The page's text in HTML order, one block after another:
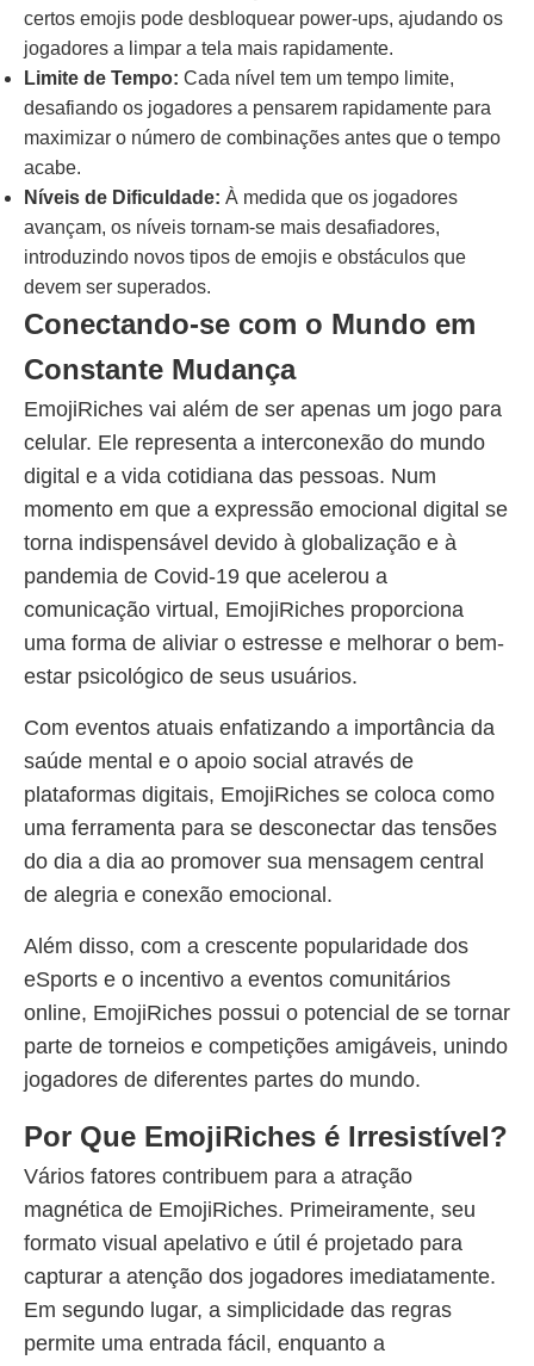
certos emojis pode desbloquear power-ups, ajudando os
jogadores a limpar a tela mais rapidamente.
Limite de Tempo: Cada nível tem um tempo limite,
desafiando os jogadores a pensarem rapidamente para
maximizar o número de combinações antes que o tempo
acabe.
Níveis de Dificuldade: À medida que os jogadores
avançam, os níveis tornam-se mais desafiadores,
introduzindo novos tipos de emojis e obstáculos que
devem ser superados.
Conectando-se com o Mundo em
Constante Mudança
EmojiRiches vai além de ser apenas um jogo para
celular. Ele representa a interconexão do mundo
digital e a vida cotidiana das pessoas. Num
momento em que a expressão emocional digital se
torna indispensável devido à globalização e à
pandemia de Covid-19 que acelerou a
comunicação virtual, EmojiRiches proporciona
uma forma de aliviar o estresse e melhorar o bem-
estar psicológico de seus usuários.
Com eventos atuais enfatizando a importância da
saúde mental e o apoio social através de
plataformas digitais, EmojiRiches se coloca como
uma ferramenta para se desconectar das tensões
do dia a dia ao promover sua mensagem central
de alegria e conexão emocional.
Além disso, com a crescente popularidade dos
eSports e o incentivo a eventos comunitários
online, EmojiRiches possui o potencial de se tornar
parte de torneios e competições amigáveis, unindo
jogadores de diferentes partes do mundo.
Por Que EmojiRiches é Irresistível?
Vários fatores contribuem para a atração
magnética de EmojiRiches. Primeiramente, seu
formato visual apelativo e útil é projetado para
capturar a atenção dos jogadores imediatamente.
Em segundo lugar, a simplicidade das regras
permite uma entrada fácil, enquanto a